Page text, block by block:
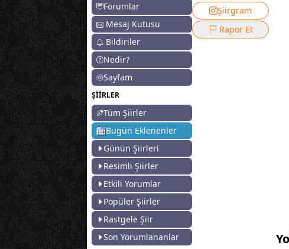
Forumlar
Mesaj Kutusu
Bildiriler
Nedir?
Sayfam
ŞİİRLER
Tüm Şiirler
Bugün Eklenenler
Günün Şiirleri
Resimli Şiirler
Etkili Yorumlar
Popüler Şiirler
Rastgele Şiir
Son Yorumlananlar
Şiirgram
Rapor Et